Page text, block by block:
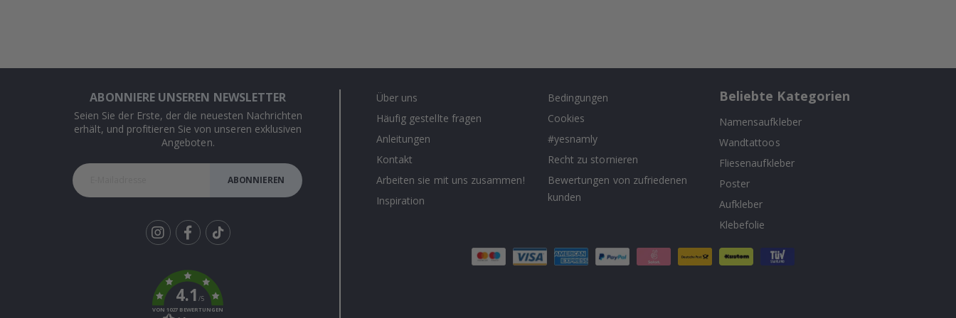
ABONNIERE UNSEREN NEWSLETTER
Seien Sie der Erste, der die neuesten Nachrichten
erhält, und profitieren Sie von unseren exklusiven
Angeboten.
ABONNIEREN
k
4.1/5
VON 1027 BEWERTUNGEN
Über uns
Häufig gestellte fragen
Anleitungen
Kontakt
Arbeiten sie mit uns zusammen!
Inspiration
Bedingungen
Cookies
#yesnamly
Recht zu stornieren
Bewertungen von zufriedenen
kunden
Beliebte Kategorien
Namensaufkleber
Wandtattoos
Fliesenaufkleber
Poster
Aufkleber
Klebefolie